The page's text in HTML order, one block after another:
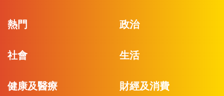
熱門 政治
社會 生活
健康及醫療 財經及消費